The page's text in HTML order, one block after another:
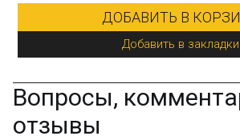
ДОБАВИТЬ В
Добавить в закладки
Вопросы,
отзывы